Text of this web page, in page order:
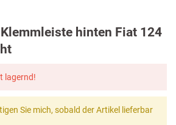
hinten Fiat 124
lagernd!
Sie mich, sobald der Artikel lieferbar